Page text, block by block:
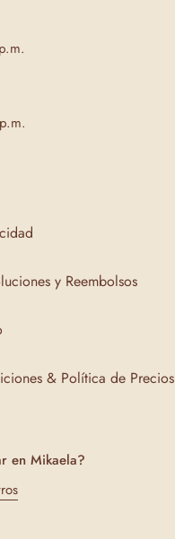
y Reembolsos
& Política de Precios
en Mikaela?